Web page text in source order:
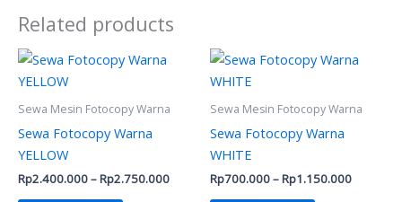
Related products
Sewa Mesin Fotocopy Warna
Sewa Fotocopy Warna
YELLOW
Rp2.400.000–Rp2.750.000
Rp2.400.000
Rp2.750.000
This
has
options
Sewa Mesin Fotocopy Warna
Sewa Fotocopy Warna
WHITE
Rp700.000–Rp1.150.000
Price
range:
This
has
options